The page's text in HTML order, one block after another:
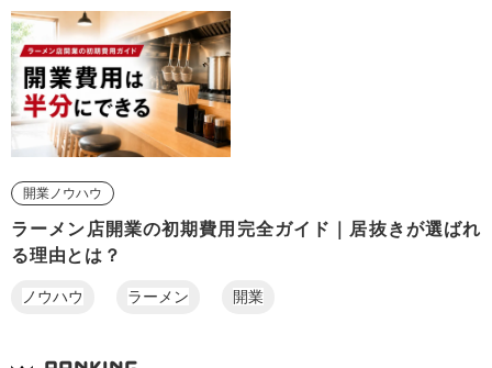
開業ノウハウ
ラーメン店開業の初期費用完全ガイド｜居抜きが選ばれ
る理由とは？
ノウハウ ラーメン 開業